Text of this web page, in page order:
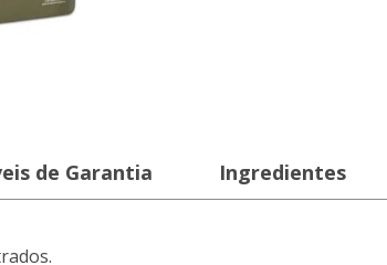
de Garantia Ingredientes